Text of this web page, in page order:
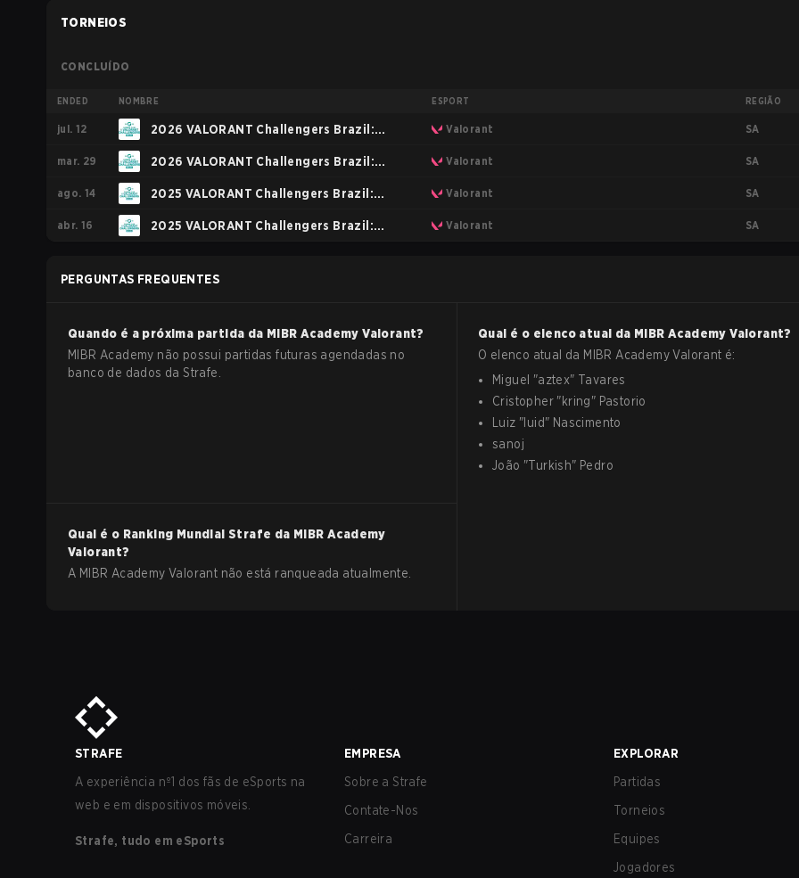
TORNEIOS
CONCLUÍDO
ENDED NOMBRE ESPORT REGIÃO
jul. 12 2026 VALORANT Challengers Brazil:
Stage 2
Valorant SA
mar. 29 2026 VALORANT Challengers Brazil:
Stage 1
Valorant SA
ago. 14 2025 VALORANT Challengers Brazil:
Stage 2
Valorant SA
abr. 16 2025 VALORANT Challengers Brazil: Valorant SA
PERGUNTAS FREQUENTES
Quando é a próxima partida da MIBR Academy Valorant?
MIBR Academy não possui partidas futuras agendadas no
banco de dados da Strafe.
Qual é o elenco atual da MIBR Academy Valorant?
O elenco atual da MIBR Academy Valorant é:
Miguel "aztex" Tavares
Cristopher "kring" Pastorio
Luiz " luid" Nascimento
sanoj
João "Turkish" Pedro
Qual é o Ranking Mundial Strafe da MIBR Academy
Valorant?
A MIBR Academy Valorant não está ranqueada atualmente.
STRAFE
A experiência nº1 dos fãs de eSports na
web e em dispositivos móveis.
Strafe, tudo em eSports
EMPRESA
Sobre a Strafe
Contate-Nos
Carreira
EXPLORAR
Partidas
Torneios
Equipes
Jogadores